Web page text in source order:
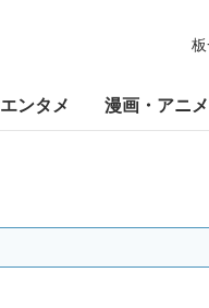
エンタメ 漫画・アニメ